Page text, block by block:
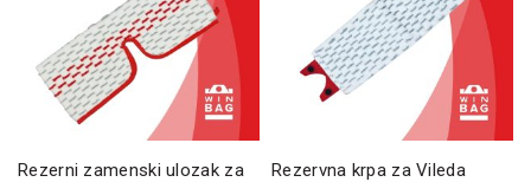
Rezerni zamenski ulozak za
Rezervna krpa za Vileda